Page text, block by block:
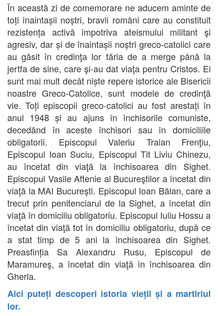
În această zi de comemorare ne aducem aminte de
toți înaintașii noștri, bravii români care au constituit
rezistența activă împotriva ateismului militant şi
agresiv, dar și de înaintașii noștri greco-catolici care
au găsit în credinţa lor tăria de a merge până la
jertfa de sine, care şi-au dat viaţa pentru Cristos. Ei
sunt mai mult decât niște repere istorice ale Bisericii
noastre Greco-Catolice, sunt modele de credinţă
vie. Toți episcopii greco-catolici au fost arestați în
anul 1948 și au ajuns în închisorile comuniste,
decedând în aceste închisori sau în domiciliile
obligatorii. Episcopul Valeriu Traian Frenţiu,
Episcopul Ioan Suciu, Episcopul Tit Liviu Chinezu,
au încetat din viaţă la închisoarea din Sighet.
Episcopul Vasile Aftenie al Bucureştilor a încetat din
viaţă la MAI Bucureşti. Episcopul Ioan Bălan, care a
trecut prin penitenciarul de la Sighet, a încetat din
viaţă în domiciliu obligatoriu. Episcopul Iuliu Hossu a
încetat din viaţă tot în domiciliu obligatoriu, după ce
a stat timp de 5 ani la închisoarea din Sighet.
Preasfinția Sa Alexandru Rusu, Episcopul de
Maramureş, a încetat din viaţă în închisoarea din
Gherla.
Aici puteți descoperi istoria vieții și a martiriul
lor.